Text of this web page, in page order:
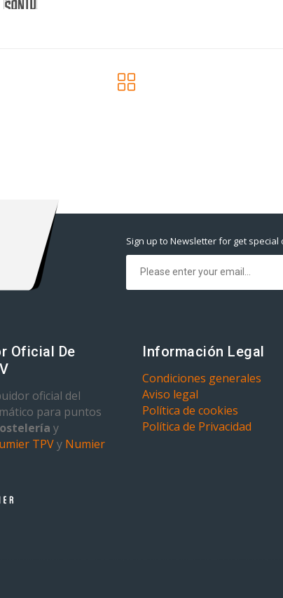
Sign up to Newsletter for get special
Oficial De
oficial del
para puntos
y
TPVy Numier
Información Legal
Condiciones generales
Aviso legal
Política de cookies
Política de Privacidad